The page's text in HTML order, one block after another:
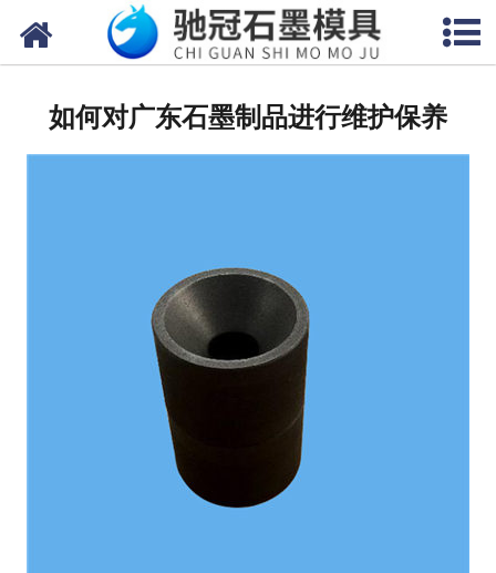
网站首页
如何对广东石墨制品进行维护保养